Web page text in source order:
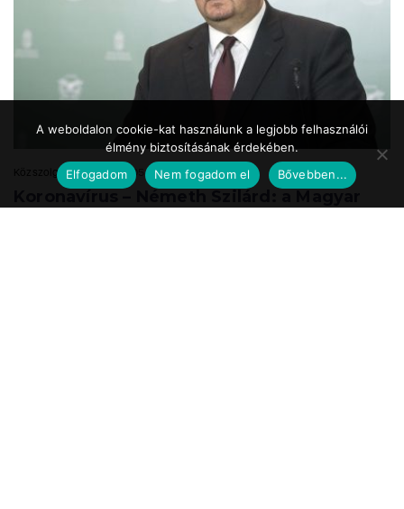
Közszolgálat.hu 2020.05.24. 17:39
A weboldalon cookie-kat használunk a legjobb felhasználói
élmény biztosításának érdekében.
Elfogadom
Nem fogadom el Bővebben...